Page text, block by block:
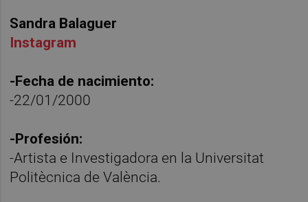
Sandra Balaguer
Instagram
-Fecha de nacimiento:
-22/01/2000
-Profesión:
-Artista e Investigadora en la Universitat
Politècnica de València.